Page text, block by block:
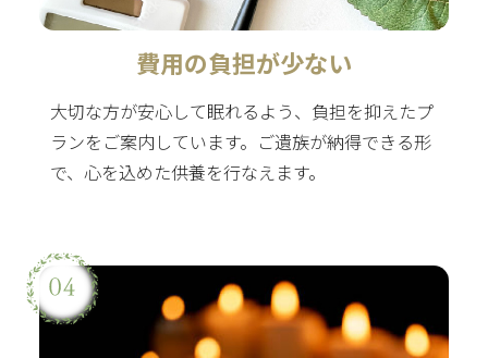
費用の負担が少ない
大切な方が安心して眠れるよう、負担を抑えたプ
ランをご案内しています。ご遺族が納得できる形
で、心を込めた供養を行なえます。